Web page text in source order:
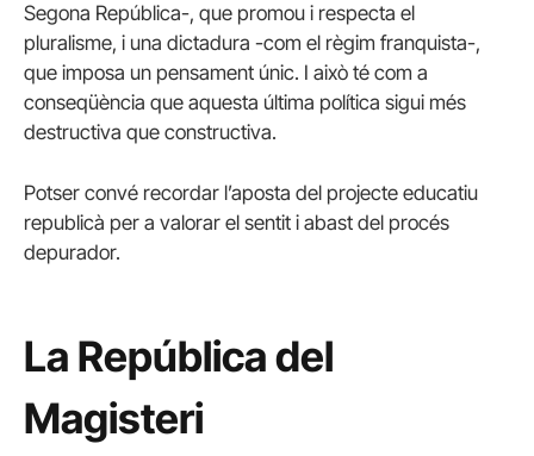
Segona República-, que promou i respecta el
pluralisme, i una dictadura -com el règim franquista-,
que imposa un pensament únic. I això té com a
conseqüència que aquesta última política sigui més
destructiva que constructiva.
Potser convé recordar l’aposta del projecte educatiu
republicà per a valorar el sentit i abast del procés
depurador.
La República del
Magisteri